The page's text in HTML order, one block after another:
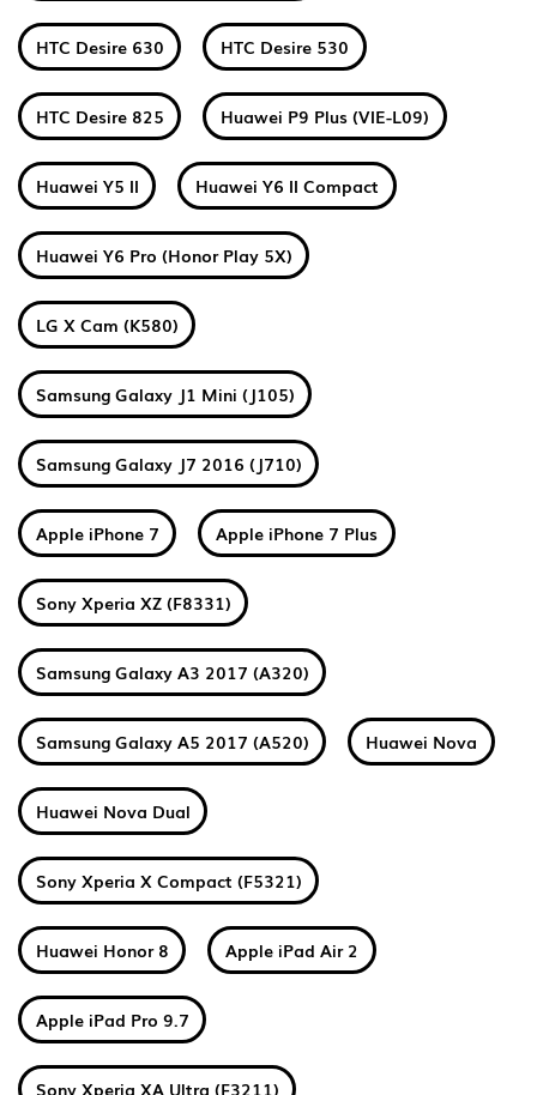
HTC Desire 630 HTC Desire 530
HTC Desire 825 Huawei P9 Plus (VIE-L09)
Huawei Y5 II Huawei Y6 II Compact
Huawei Y6 Pro (Honor Play 5X)
LG X Cam (K580)
Samsung Galaxy J1 Mini (J105)
Samsung Galaxy J7 2016 (J710)
Apple iPhone 7 Apple iPhone 7 Plus
Sony Xperia XZ (F8331)
Samsung Galaxy A3 2017 (A320)
Samsung Galaxy A5 2017 (A520) Huawei Nova
Huawei Nova Dual
Sony Xperia X Compact (F5321)
Huawei Honor 8 Apple iPad Air 2
Apple iPad Pro 9.7
Sony Xperia XA Ultra (F3211)